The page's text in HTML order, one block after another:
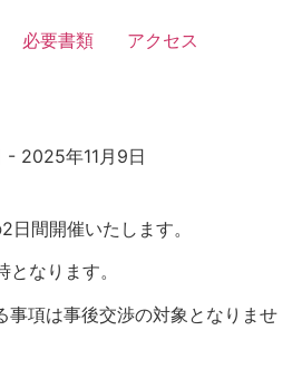
必要書類
アクセス
- 2025年11月9日
間開催いたします。
なります。
事項は事後交渉の対象となりませ